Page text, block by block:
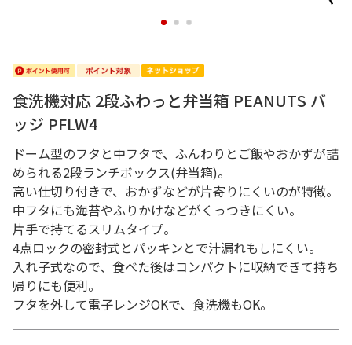
1 2 3
食洗機対応 2段ふわっと弁当箱 PEANUTS バ
ッジ PFLW4
ドーム型のフタと中フタで、ふんわりとご飯やおかずが詰
められる2段ランチボックス(弁当箱)。
高い仕切り付きで、おかずなどが片寄りにくいのが特徴。
中フタにも海苔やふりかけなどがくっつきにくい。
片手で持てるスリムタイプ。
4点ロックの密封式とパッキンとで汁漏れもしにくい。
入れ子式なので、食べた後はコンパクトに収納できて持ち
帰りにも便利。
フタを外して電子レンジOKで、食洗機もOK。